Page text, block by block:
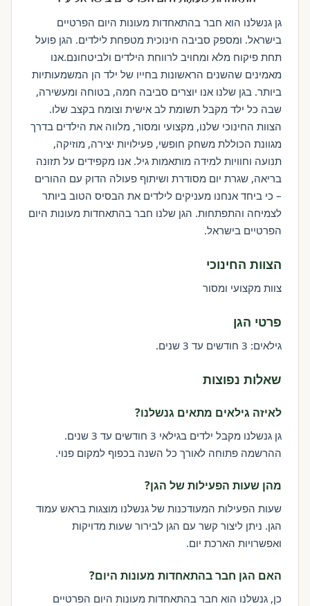
גן גנשלנו הוא חבר בהתאחדות מעונות היום הפרטיים
בישראל. ומספק סביבה חינוכית מטפחת לילדים. הגן פועל
תחת פיקוח מלא ומחויב לרווחת הילדים ולביטחונם.אנו
מאמינים שהשנים הראשונות בחייו של ילד הן המשמעותיות
ביותר. בגן שלנו אנו יוצרים סביבה חמה, בטוחה ומעשירה,
שבה כל ילד מקבל תשומת לב אישית וצומח בקצב שלו.
הצוות החינוכי שלנו, מקצועי ומסור, מלווה את הילדים בדרך
מגוונת הכוללת משחק חופשי, פעילויות יצירה, מוזיקה,
תנועה וחוויות למידה מותאמות גיל. אנו מקפידים על תזונה
בריאה, שגרת יום מסודרת ושיתוף פעולה הדוק עם ההורים
– כי ביחד אנחנו מעניקים לילדים את הבסיס הטוב ביותר
לצמיחה והתפתחות. הגן שלנו חבר בהתאחדות מעונות היום
הפרטיים בישראל.
הצוות החינוכי
צוות מקצועי ומסור
פרטי הגן
גילאים: 3 חודשים עד 3 שנים.
שאלות נפוצות
לאיזה גילאים מתאים גנשלנו?
גן גנשלנו מקבל ילדים בגילאי 3 חודשים עד 3 שנים.
ההרשמה פתוחה לאורך כל השנה בכפוף למקום פנוי.
מהן שעות הפעילות של הגן?
שעות הפעילות המעודכנות של גנשלנו מוצגות בראש עמוד
הגן. ניתן ליצור קשר עם הגן לבירור שעות מדויקות
ואפשרויות הארכת יום.
האם הגן חבר בהתאחדות מעונות היום?
כן, גנשלנו הוא חבר בהתאחדות מעונות היום הפרטיים